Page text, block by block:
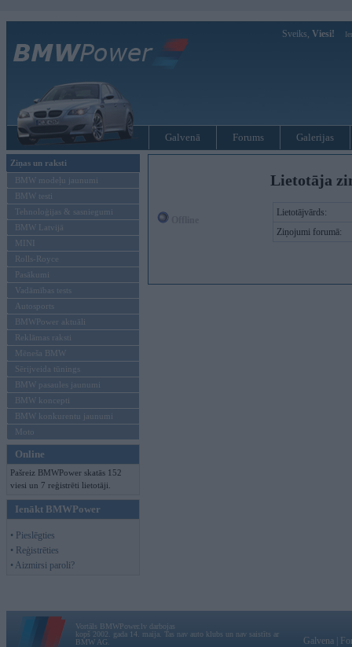
Sveiks, Viesi!
Galvenā Forums Galerijas
Ziņas un raksti
BMW modeļu jaunumi
BMW testi
Tehnoloģijas & sasniegumi
BMW Latvijā
MINI
Rolls-Royce
Pasākumi
Vadāmības tests
Autosports
BMWPower aktuāli
Reklāmas raksti
Mēneša BMW
Sērijveida tūnings
BMW pasaules jaunumi
BMW koncepti
BMW konkurentu jaunumi
Moto
Online
Pašreiz BMWPower skatās 152
viesi un 7 reģistrēti lietotāji.
Ienākt BMWPower
• Pieslēgties
• Reģistrēties
• Aizmirsi paroli?
Lietotāja
Lietotājvārds:
Ziņojumi forumā:
Vortāls BMWPower.lv darbojas
kopš 2002. gada 14. maija. Tas nav auto klubs un nav saistīts ar
BMW AG.
Galvena